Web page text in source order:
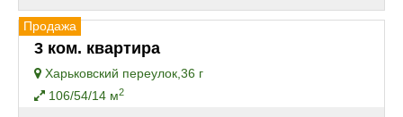
Продажа
3 ком. квартира
Харьковский переулок,36 г
106/54/14 м2